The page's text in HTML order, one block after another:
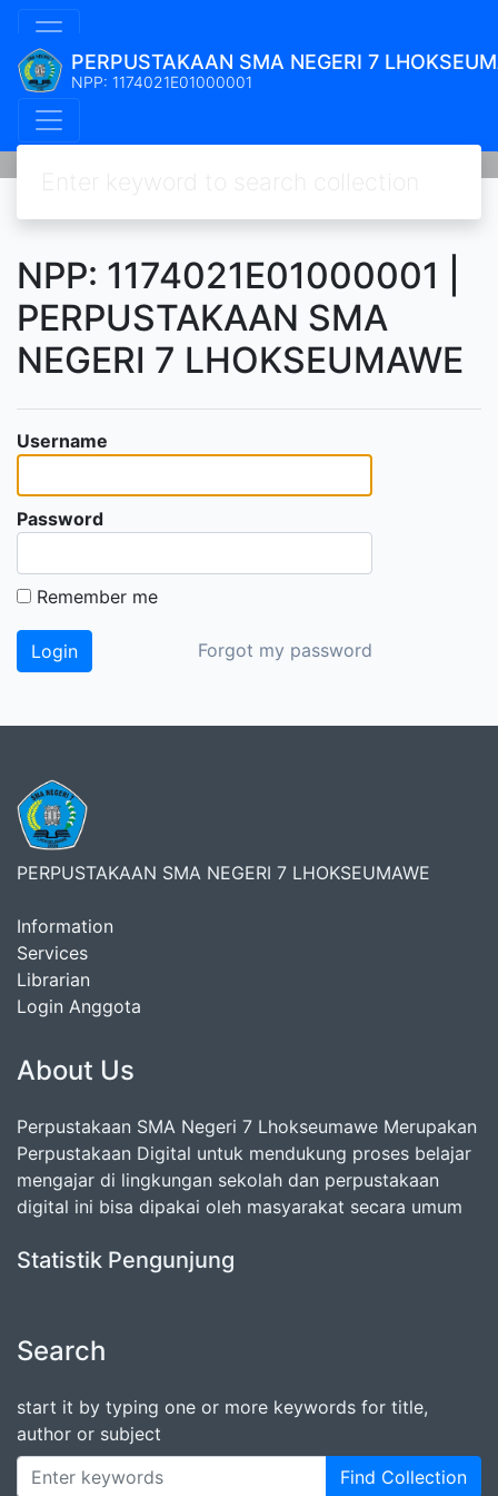
PERPUSTAKAAN SMA NEGERI 7
NPP: 1174021E01000001
NPP: 1174021E01000001 |
PERPUSTAKAAN SMA
NEGERI 7 LHOKSEUMAWE
Username
Password
Remember me
Forgot my password
PERPUSTAKAAN SMA NEGERI 7 LHOKSEUMAWE
Information
Services
Librarian
Login Anggota
About Us
Perpustakaan SMA Negeri 7 Lhokseumawe Merupakan
Perpustakaan Digital untuk mendukung proses belajar
mengajar di lingkungan sekolah dan perpustakaan
digital ini bisa dipakai oleh masyarakat secara umum
Statistik Pengunjung
Search
start it by typing one or more keywords for title,
author or subject
Find Collection